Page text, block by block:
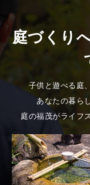
庭づくり
子供と遊べる庭
あなたの暮ら
庭の福茂がライフ